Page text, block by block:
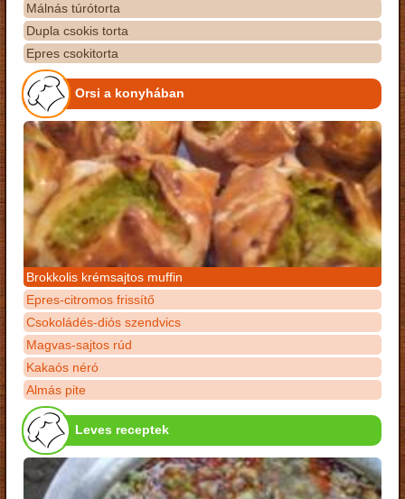
Málnás túrótorta
Dupla csokis torta
Epres csokitorta
Orsi a konyhában
Brokkolis krémsajtos muffin
Epres-citromos frissítő
Csokoládés-diós szendvics
Magvas-sajtos rúd
Kakaós néró
Almás pite
Leves receptek